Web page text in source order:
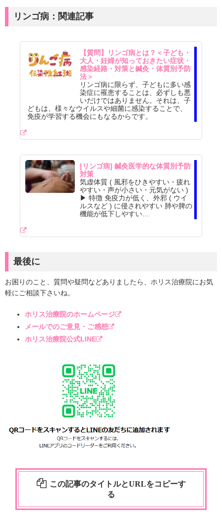
リンゴ病：関連記事
【質問】リンゴ病とは？＜子ども・
大人・妊婦が知っておきたい症状・
感染経路・対策と鍼灸・体質別予防
法＞
リンゴ病に限らず、子どもに多い感
染症に罹患することは、必ずしも悪
いだけではありません。それは、子
どもは、様々なウイルスや細菌に感染することで、
免疫が学習する機会にもなるからです。
[リンゴ病] 鍼灸医学的な体質別予防
対策
気虚体質 ( 風邪をひきやすい・疲れ
やすい・声が小さい・元気がない )
▶ 特徴 免疫力が低く、外邪 ( ウイ
ルスなど ) に侵されやすい 肺や脾の
機能が低下しやすい…
最後に
お困りのこと、質問や疑問などありましたら、ホリス治療院にお気
軽にご相談下さいね。
ホリス治療院のホームページ
メールでのご意見・ご感想
ホリス治療院公式LINE
この記事のタイトルとURLをコピーす
る